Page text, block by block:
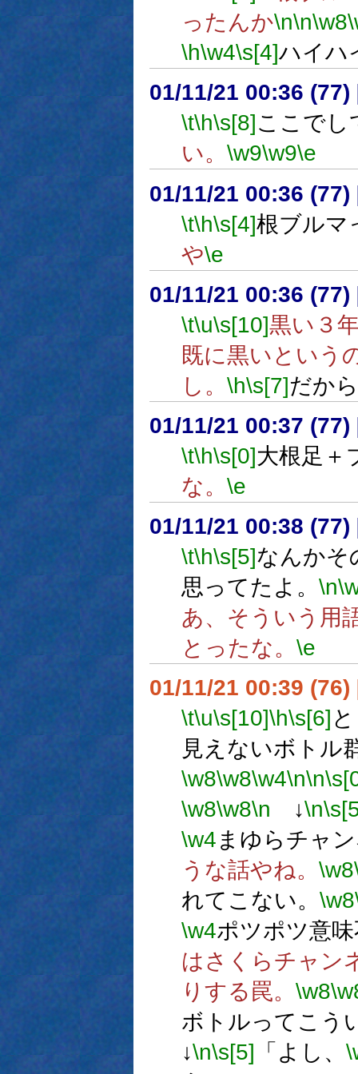
ったんか\n\n\w8
\h\w4\s[4]ハイハ
01/11/21 00:36 (77)
\t\h\s[8] ここでし
い。 \w9\w9\e
01/11/21 00:36 (77)
\t\h\s[4]根ブルマ
や\e
01/11/21 00:36 (77)
\t\u\s[10]黒い３
既に黒いという
し。 \h\s[7]だか
01/11/21 00:37 (77)
\t\h\s[0]大根足＋
な。 \e
01/11/21 00:38 (77)
\t\h\s[5]なんかそ
思ってたよ。 \n
あ、そういう用
とったな。 \e
01/11/21 00:39 (76)
\t\u\s[10]\h\s[6]
見えないボト
\w8\w8\w4\n\n
\w8\w8\n ↓\n
\w4まゆらチャ
うな話やね。 \w8
れてこない。 \w8
\w4ポツポツ意
はさくらチャン
りする罠。 \w8
ボトルってこう
↓\n\s[5] 「よし、